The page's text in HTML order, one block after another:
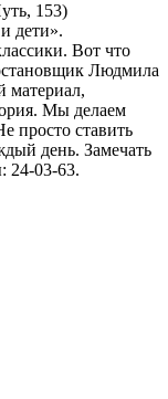
153)
дети».
Вот что
Людмила
материал,
Мы делаем
просто ставить
день. Замечать
24-03-63.